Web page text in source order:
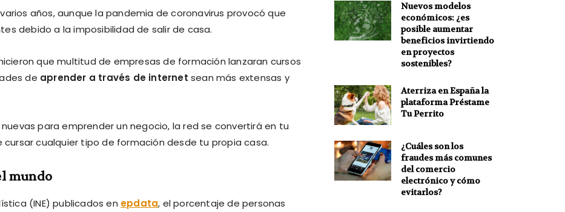
años, aunque la pandemia de coronavirus provocó que
debido a la imposibilidad de salir de casa.
que multitud de empresas de formación lanzaran cursos
de aprender a través de internet sean más extensas y
para emprender un negocio, la red se convertirá en tu
cualquier tipo de formación desde tu propia casa.
mundo
(INE) publicados en epdata, el porcentaje de personas
Nuevos modelos
económicos: ¿es
posible aumentar
beneficios invirtiendo
en proyectos
sostenibles?
Aterriza en España la
plataforma Préstame
Tu Perrito
¿Cuáles son los
fraudes más comunes
del comercio
electrónico y cómo
evitarlos?